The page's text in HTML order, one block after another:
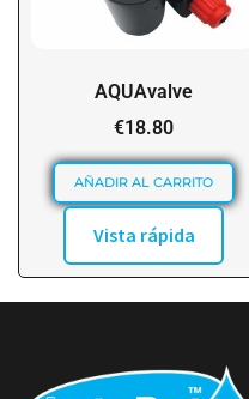
AQUAvalve
€18.80
AÑADIR AL CARRITO
Vista rápida